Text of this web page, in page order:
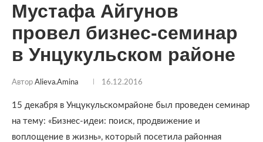
Мустафа Айгунов
провел бизнес-семинар
в Унцукульском районе
Автор Alieva.amina 16.12.2016
15 декабря в Унцукульскомрайоне был проведен семинар
на тему: «Бизнес-идеи: поиск, продвижение и
воплощение в жизнь», который посетила районная